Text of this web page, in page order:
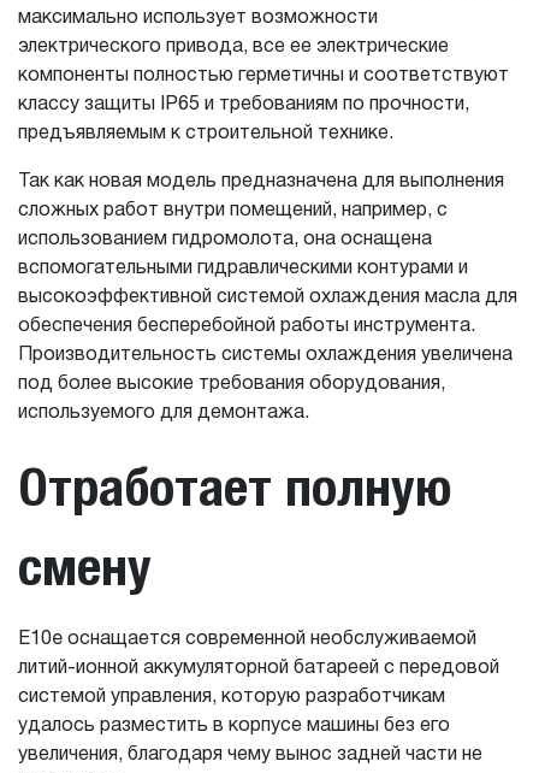
максимально использует возможности
электрического привода, все ее электрические
компоненты полностью герметичны и соответствуют
классу защиты IP65 и требованиям по прочности,
предъявляемым к строительной технике.
Так как новая модель предназначена для выполнения
сложных работ внутри помещений, например, с
использованием гидромолота, она оснащена
вспомогательными гидравлическими контурами и
высокоэффективной системой охлаждения масла для
обеспечения бесперебойной работы инструмента.
Производительность системы охлаждения увеличена
под более высокие требования оборудования,
используемого для демонтажа.
Отработает полную
смену
E10e оснащается современной необслуживаемой
литий-ионной аккумуляторной батареей с передовой
системой управления, которую разработчикам
удалось разместить в корпусе машины без его
увеличения, благодаря чему вынос задней части не